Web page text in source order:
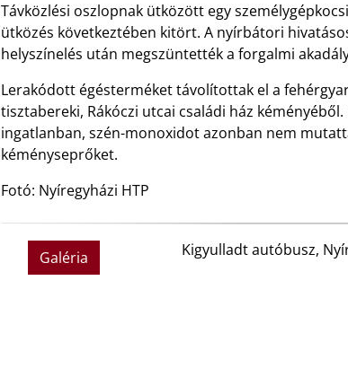
Távközlési oszlopnak ütközött egy
ütközés következtében kitört. A nyírbátori
helyszínelés után megszüntették a forgalmi
Lerakódott égésterméket távolítottak el a
tisztabereki, Rákóczi utcai családi ház
ingatlanban, szén-monoxidot azonban nem
kéményseprőket.
Fotó: Nyíregyházi HTP
Galéria Kigyulladt autóbusz,